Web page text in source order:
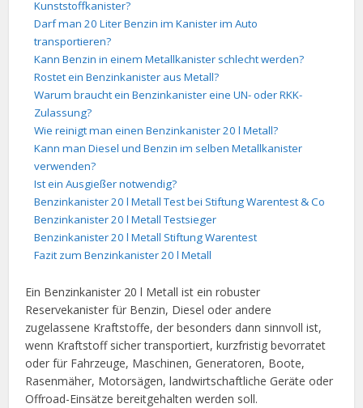
Kunststoffkanister?
Darf man 20 Liter Benzin im Kanister im Auto
transportieren?
Kann Benzin in einem Metallkanister schlecht werden?
Rostet ein Benzinkanister aus Metall?
Warum braucht ein Benzinkanister eine UN- oder RKK-
Zulassung?
Wie reinigt man einen Benzinkanister 20 l Metall?
Kann man Diesel und Benzin im selben Metallkanister
verwenden?
Ist ein Ausgießer notwendig?
Benzinkanister 20 l Metall Test bei Stiftung Warentest & Co
Benzinkanister 20 l Metall Testsieger
Benzinkanister 20 l Metall Stiftung Warentest
Fazit zum Benzinkanister 20 l Metall
Ein Benzinkanister 20 l Metall ist ein robuster
Reservekanister für Benzin, Diesel oder andere
zugelassene Kraftstoffe, der besonders dann sinnvoll ist,
wenn Kraftstoff sicher transportiert, kurzfristig bevorratet
oder für Fahrzeuge, Maschinen, Generatoren, Boote,
Rasenmäher, Motorsägen, landwirtschaftliche Geräte oder
Offroad-Einsätze bereitgehalten werden soll.